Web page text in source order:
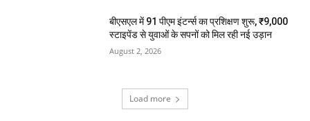
बीएसएल में 91 पीएम इंटर्न्स का प्रशिक्षण शुरू, ₹9,000
स्टाइपेंड से युवाओं के सपनों को मिल रही नई उड़ान
August 2, 2026
Load more